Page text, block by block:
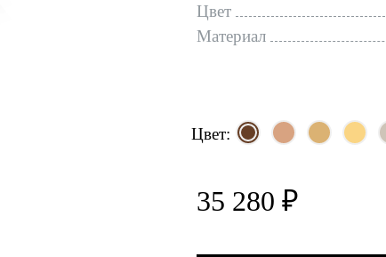
Цвет
Материал
Цвет:
35 280 ₽